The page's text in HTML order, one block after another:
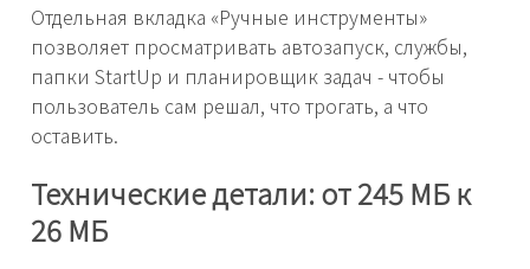
Отдельная вкладка «Ручные инструменты»
позволяет просматривать автозапуск, службы,
папки StartUp и планировщик задач - чтобы
пользователь сам решал, что трогать, а что
оставить.
Технические детали: от 245 МБ к
26 МБ